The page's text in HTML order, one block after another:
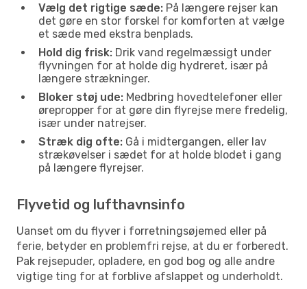
Vælg det rigtige sæde: På længere rejser kan
det gøre en stor forskel for komforten at vælge
et sæde med ekstra benplads.
Hold dig frisk: Drik vand regelmæssigt under
flyvningen for at holde dig hydreret, især på
længere strækninger.
Bloker støj ude: Medbring hovedtelefoner eller
ørepropper for at gøre din flyrejse mere fredelig,
især under natrejser.
Stræk dig ofte: Gå i midtergangen, eller lav
strækøvelser i sædet for at holde blodet i gang
på længere flyrejser.
Flyvetid og lufthavnsinfo
Uanset om du flyver i forretningsøjemed eller på
ferie, betyder en problemfri rejse, at du er forberedt.
Pak rejsepuder, opladere, en god bog og alle andre
vigtige ting for at forblive afslappet og underholdt.